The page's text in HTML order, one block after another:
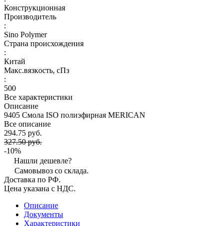
Конструкционная
Производитель
:
Sino Polymer
Страна происхождения
:
Китай
Макс.вязкoсть, сПз
:
500
Все характеристики
Описание
9405 Смола ISO полиэфирная MERICAN
Все описание
294.75 руб.
327.50 руб.
-10%
Нашли дешевле?
Самовывоз со склада.
Доставка по РФ.
Цена указана с НДС.
Описание
Документы
Характеристики